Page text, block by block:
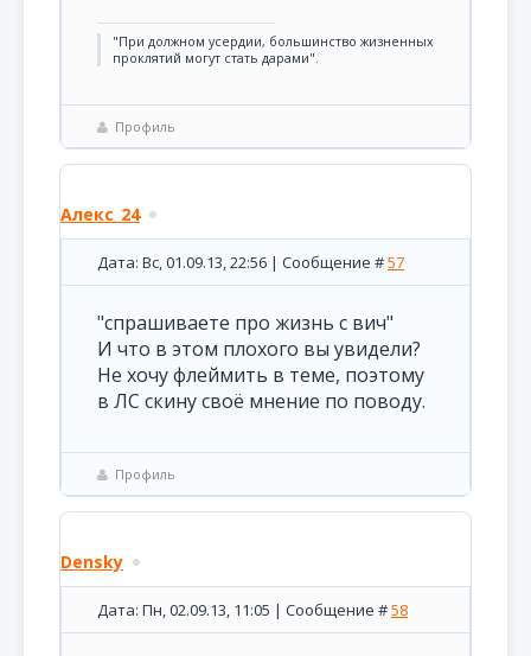
"При должном усердии, большинство жизненных
проклятий могут стать дарами".
Профиль
Алекс_24
Дата: Вс, 01.09.13, 22:56 | Сообщение #57
"спрашиваете про жизнь с вич"
И что в этом плохого вы увидели?
Не хочу флеймить в теме, поэтому
в ЛС скину своё мнение по поводу.
Профиль
Densky
Дата: Пн, 02.09.13, 11:05 | Сообщение #58